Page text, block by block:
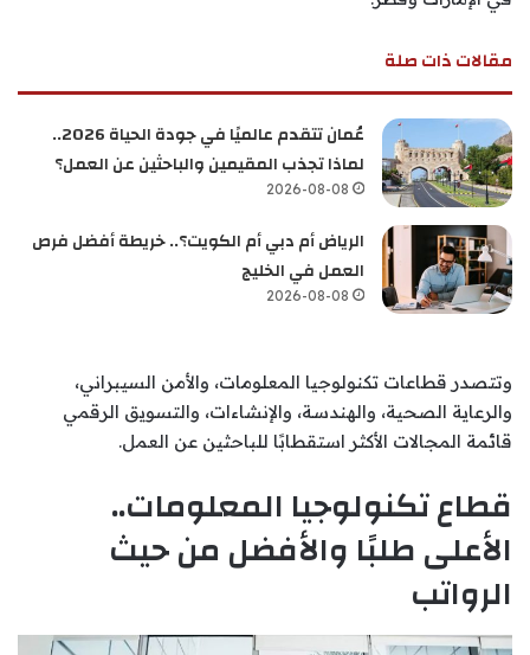
مقالات ذات صلة
عُمان تتقدم عالميًا في جودة الحياة 2026..
لماذا تجذب المقيمين والباحثين عن العمل؟
2026-08-08
الرياض أم دبي أم الكويت؟.. خريطة أفضل فرص
العمل في الخليج
2026-08-08
وتتصدر قطاعات تكنولوجيا المعلومات، والأمن السيبراني،
والرعاية الصحية، والهندسة، والإنشاءات، والتسويق الرقمي
قائمة المجالات الأكثر استقطابًا للباحثين عن العمل.
قطاع تكنولوجيا المعلومات..
الأعلى طلبًا والأفضل من حيث
الرواتب